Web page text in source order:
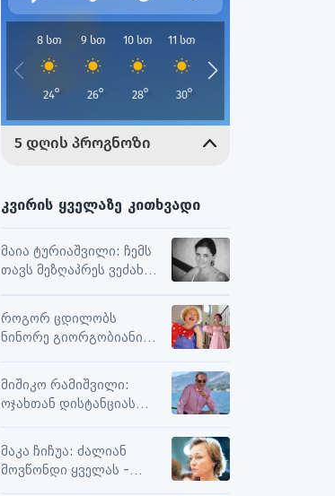
კვირის ყველაზე კითხვადი
მაია ტურიაშვილი: ჩემს
თავს მეზღაპრეს ვეძახი,
ურთიერთობებსა და
შემოქმედებით
მუშაობაში
როგორ ცდილობს
ნინორე გიორგობიანი
მაქსიმალური
სიამოვნების მიღებას და
მოქმედებს თუ არა მასზე
მიშიკო რამიშვილი:
ოჯახთან დისტანციას
გრძელდება
მაკა ჩიჩუა: ძალიან
მოვწონდი ყველას -